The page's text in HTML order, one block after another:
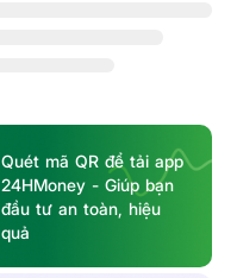
Quét mã QR để tải app
24HMoney - Giúp bạn
đầu tư an toàn, hiệu
quả